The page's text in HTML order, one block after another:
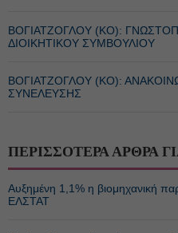
ΒΟΓΙΑΤΖΟΓΛΟΥ (ΚΟ):
ΔΙΟΙΚΗΤΙΚΟΥ ΣΥΜΒΟΥΛΙΟΥ
ΒΟΓΙΑΤΖΟΓΛΟΥ (ΚΟ):
ΣΥΝΕΛΕΥΣΗΣ
ΠΕΡΙΣΣΟΤΕΡΑ ΑΡΘΡΑ
Αυξημένη 1,1% η βιομηχανική
ΕΛΣΤΑΤ